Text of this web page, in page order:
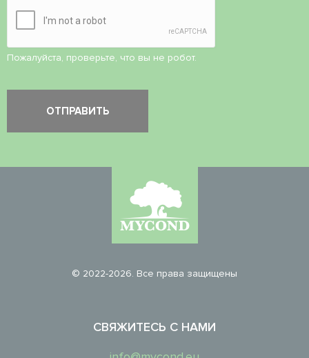
Пожалуйста, проверьте, что вы не робот.
© 2022-2026. Все права защищены
СВЯЖИТЕСЬ С НАМИ